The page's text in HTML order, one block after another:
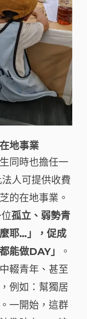
地事業
同時也擔任一
人可提供收費
的在地事業。
孤立、弱勢青
耶…」，促成
能做DAY」
。
輟青年、甚至
例如：幫獨居
一開始，這群